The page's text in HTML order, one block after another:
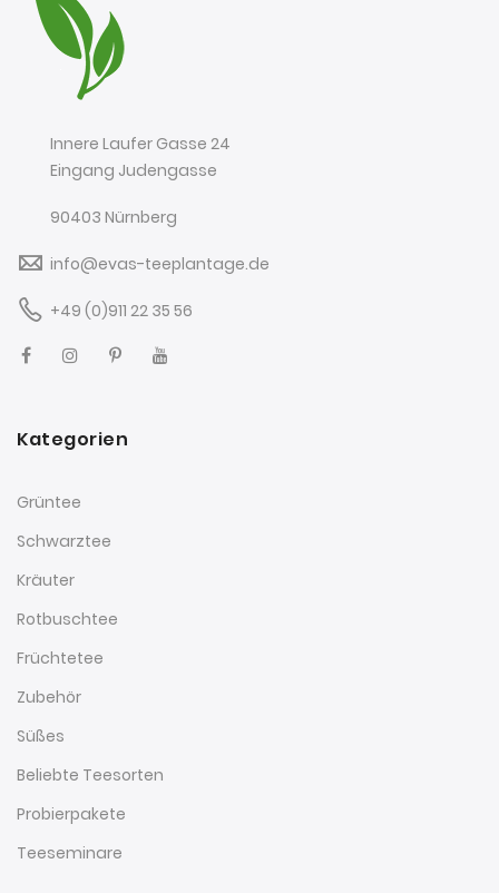
Innere Laufer Gasse 24
Eingang Judengasse
90403 Nürnberg
info@evas-teeplantage.de
+49 (0)911 22 35 56
Kategorien
Grüntee
Schwarztee
Kräuter
Rotbuschtee
Früchtetee
Zubehör
Süßes
Beliebte Teesorten
Probierpakete
Teeseminare